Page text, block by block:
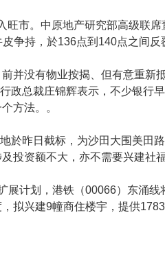
市。中原地产研究部高级联
争持，於136点到140点之间反
并没有物业按揭、但有意重
总裁庄锦辉表示，不少银行
方法。。
於昨日截标，为沙田大围美田
投资额不大，亦不需要兴建社
计划，港铁（00066）东涌
拟兴建9幢商住楼宇，提供1783